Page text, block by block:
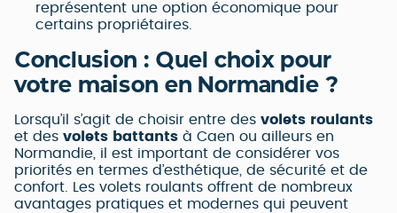
représentent une option économique pour
certains propriétaires.
Conclusion : Quel choix pour
votre maison en Normandie ?
Lorsqu’il s’agit de choisir entre des volets roulants
et des volets battants à Caen ou ailleurs en
Normandie, il est important de considérer vos
priorités en termes d’esthétique, de sécurité et de
confort. Les volets roulants offrent de nombreux
avantages pratiques et modernes qui peuvent